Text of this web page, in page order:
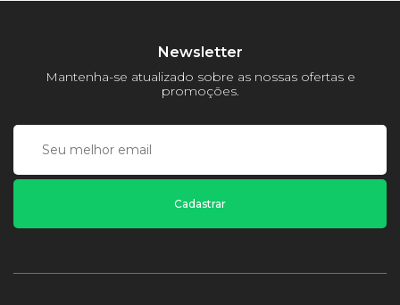
Newsletter
Mantenha-se atualizado sobre as nossas ofertas e
promoções.
Cadastrar